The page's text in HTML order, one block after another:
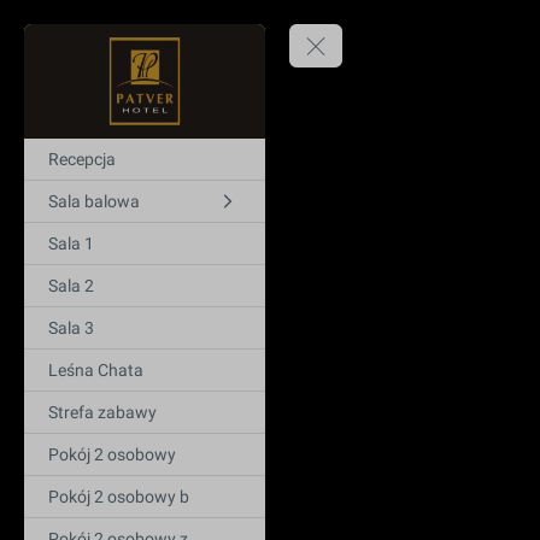
Recepcja
Sala balowa
Sala 1
Sala 2
Sala 3
Leśna Chata
Strefa zabawy
Pokój 2 osobowy
Pokój 2 osobowy b